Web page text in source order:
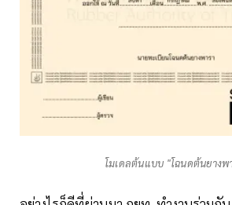
โมเดลต้นแบบ "โฉนดต้นยางพ